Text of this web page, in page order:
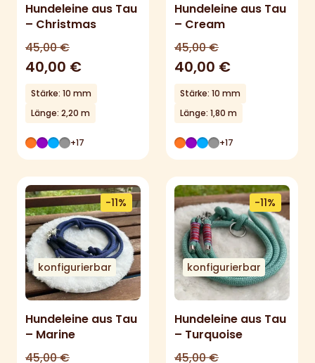
Hundeleine aus Tau
– Christmas
45,00€
40,00 €
Stärke: 10 mm
Länge: 2,20 m
+17
Hundeleine aus Tau
– Cream
45,00€
40,00 €
Stärke: 10 mm
Länge: 1,80 m
+17
konfigurierbar
-11%
Hundeleine aus Tau
– Marine
45,00€
konfigurierbar
-11%
Hundeleine aus Tau
– Turquoise
45,00€